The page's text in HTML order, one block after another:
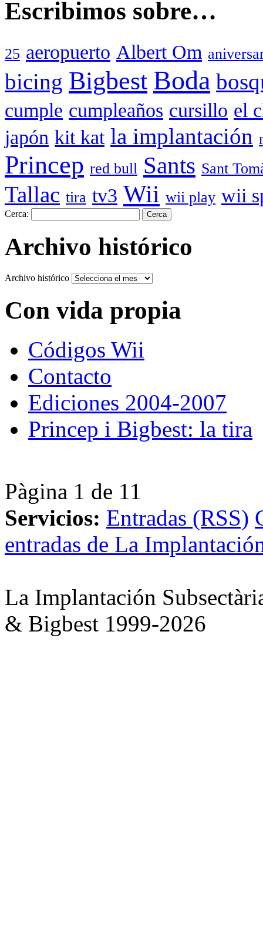
Escribimos sobre…
25 aeropuerto Albert Om
bicing Bigbest Boda
cumple cumpleaños cursillo el
japón kit kat la implantación
Princep red bull Sants Sant
Tallac tira tv3 Wii wii play wii
Cerca:
Archivo histórico
Archivo histórico
Con vida propia
Códigos Wii
Contacto
Ediciones 2004-2007
Princep i Bigbest: la tira
Pàgina 1 de 11
Servicios: Entradas (RSS)
entradas de La
La Implantación
& Bigbest 1999-2026